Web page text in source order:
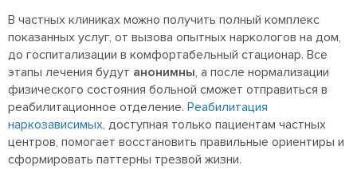
В частных клиниках можно получить полный комплекс
показанных услуг, от вызова опытных наркологов на дом,
до госпитализации в комфортабельный стационар. Все
этапы лечения будут анонимны, а после нормализации
физического состояния больной сможет отправиться в
реабилитационное отделение. Реабилитация
наркозависимых, доступная только пациентам частных
центров, помогает восстановить правильные ориентиры и
сформировать паттерны трезвой жизни.